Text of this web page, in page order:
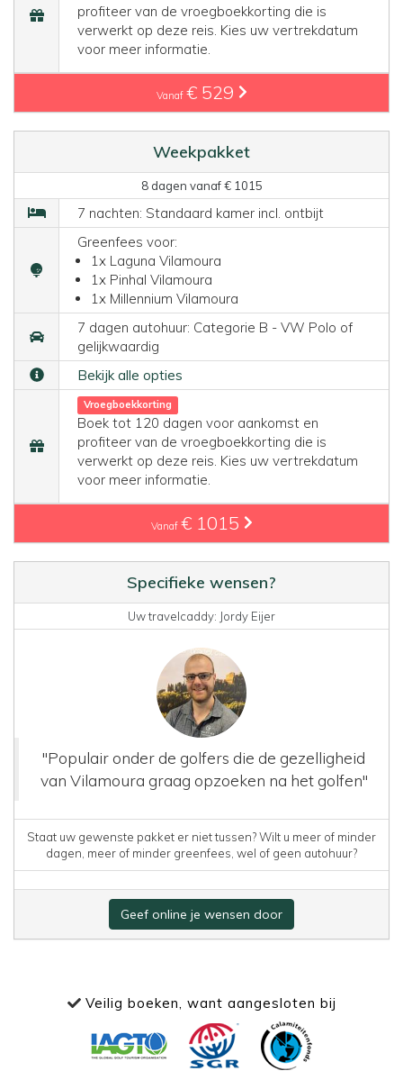
profiteer van de vroegboekkorting die is
verwerkt op deze reis. Kies uw vertrekdatum
voor meer informatie.
Vanaf € 529
Weekpakket
8 dagen vanaf € 1015
7 nachten: Standaard kamer incl. ontbijt
Greenfees voor:
1x Laguna Vilamoura
1x Pinhal Vilamoura
1x Millennium Vilamoura
7 dagen autohuur: Categorie B - VW Polo of
gelijkwaardig
Bekijk alle opties
Vroegboekkorting
Boek tot 120 dagen voor aankomst en
profiteer van de vroegboekkorting die is
verwerkt op deze reis. Kies uw vertrekdatum
voor meer informatie.
Vanaf € 1015
Specifieke wensen?
Uw travelcaddy: Jordy Eijer
"Populair onder de golfers die de gezelligheid
van Vilamoura graag opzoeken na het golfen"
Staat uw gewenste pakket er niet tussen? Wilt u meer of minder
dagen, meer of minder greenfees, wel of geen autohuur?
Geef online je wensen door
Veilig boeken, want aangesloten bij